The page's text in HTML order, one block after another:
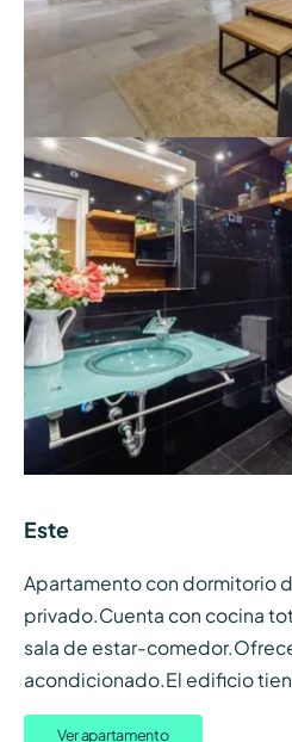
Este
Apartamento con dormitorio
privado.Cuenta con cocina
sala de estar-
acondicionado.El edificio
Ver apartamento